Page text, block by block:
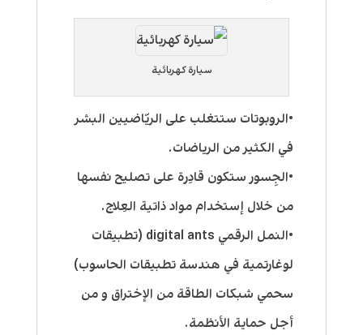
سيارة كهربائية
•الروبوتات ستتغلب على الريّاضيين البشر
في الكثير من الرياضات.
•الجِسور ستكون قادِرة على تصليح نفسها
من خلال إستخدام مواد ذاتية العِلاج.
•النمل الرقمي digital ants (تطبيقات
لوغارتمية في هندسة تطبيقات الحاسوب)
سحمي شبكات الطاقة من الإختراق و من
أجل حماية الأنظمة.